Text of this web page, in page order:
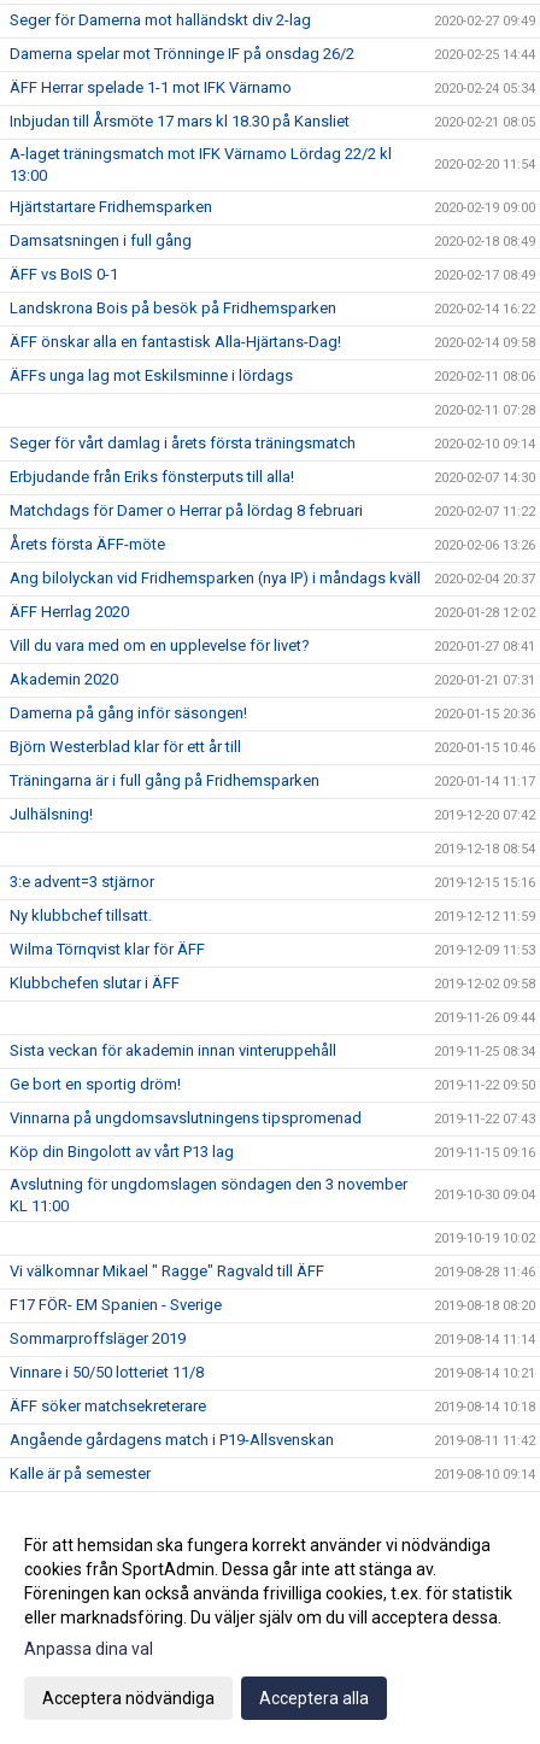
Seger för Damerna mot halländskt div 2-lag 2020-02-27 09:49
Damerna spelar mot Trönninge IF på onsdag 26/2 2020-02-25 14:44
ÄFF Herrar spelade 1-1 mot IFK Värnamo 2020-02-24 05:34
Inbjudan till Årsmöte 17 mars kl 18.30 på Kansliet 2020-02-21 08:05
A-laget träningsmatch mot IFK Värnamo Lördag 22/2 kl
13:00
2020-02-20 11:54
Hjärtstartare Fridhemsparken 2020-02-19 09:00
Damsatsningen i full gång 2020-02-18 08:49
ÄFF vs BoIS 0-1 2020-02-17 08:49
Landskrona Bois på besök på Fridhemsparken 2020-02-14 16:22
ÄFF önskar alla en fantastisk Alla-Hjärtans-Dag! 2020-02-14 09:58
ÄFFs unga lag mot Eskilsminne i lördags 2020-02-11 08:06
2020-02-11 07:28
Seger för vårt damlag i årets första träningsmatch 2020-02-10 09:14
Erbjudande från Eriks fönsterputs till alla! 2020-02-07 14:30
Matchdags för Damer o Herrar på lördag 8 februari 2020-02-07 11:22
Årets första ÄFF-möte 2020-02-06 13:26
Ang bilolyckan vid Fridhemsparken (nya IP) i måndags kväll 2020-02-04 20:37
ÄFF Herrlag 2020 2020-01-28 12:02
Vill du vara med om en upplevelse för livet? 2020-01-27 08:41
Akademin 2020 2020-01-21 07:31
Damerna på gång inför säsongen! 2020-01-15 20:36
Björn Westerblad klar för ett år till 2020-01-15 10:46
Träningarna är i full gång på Fridhemsparken 2020-01-14 11:17
Julhälsning! 2019-12-20 07:42
2019-12-18 08:54
3:e advent=3 stjärnor 2019-12-15 15:16
Ny klubbchef tillsatt. 2019-12-12 11:59
Wilma Törnqvist klar för ÄFF 2019-12-09 11:53
Klubbchefen slutar i ÄFF 2019-12-02 09:58
2019-11-26 09:44
Sista veckan för akademin innan vinteruppehåll 2019-11-25 08:34
Ge bort en sportig dröm! 2019-11-22 09:50
Vinnarna på ungdomsavslutningens tipspromenad 2019-11-22 07:43
Köp din Bingolott av vårt P13 lag 2019-11-15 09:16
Avslutning för ungdomslagen söndagen den 3 november
KL 11:00
2019-10-30 09:04
2019-10-19 10:02
Vi välkomnar Mikael " Ragge" Ragvald till ÄFF 2019-08-28 11:46
F17 FÖR- EM Spanien - Sverige 2019-08-18 08:20
Sommarproffsläger 2019 2019-08-14 11:14
Vinnare i 50/50 lotteriet 11/8 2019-08-14 10:21
ÄFF söker matchsekreterare 2019-08-14 10:18
Angående gårdagens match i P19-Allsvenskan 2019-08-11 11:42
Kalle är på semester 2019-08-10 09:14
FitLine är ny samarbetspartner 2019-08-03 14:21
ÄFF söker matchsekreterare 2019-08-01 13:00
Flera lag drar igång igen 2019-07-22 14:01
Bemanning på våra kanslier i sommar
Lyckad Sisters Football Cup
För att hemsidan ska fungera korrekt använder vi nödvändiga
cookies från SportAdmin. Dessa går inte att stänga av.
Föreningen kan också använda frivilliga cookies, t.ex. för statistik
eller marknadsföring. Du väljer själv om du vill acceptera dessa.
Anpassa dina val
Acceptera nödvändiga Acceptera alla